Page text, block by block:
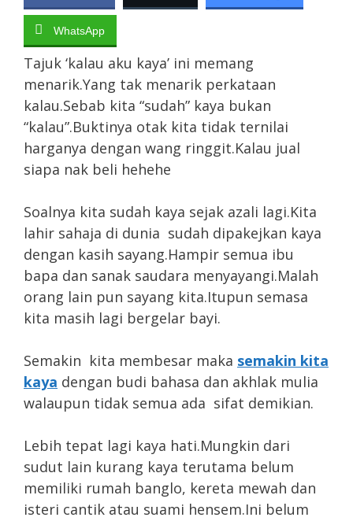
WhatsApp
Tajuk ‘kalau aku kaya’ ini memang
menarik.Yang tak menarik perkataan
kalau.Sebab kita “sudah” kaya bukan
“kalau”.Buktinya otak kita tidak ternilai
harganya dengan wang ringgit.Kalau jual
siapa nak beli hehehe
Soalnya kita sudah kaya sejak azali lagi.Kita
lahir sahaja di dunia sudah dipakejkan kaya
dengan kasih sayang.Hampir semua ibu
bapa dan sanak saudara menyayangi.Malah
orang lain pun sayang kita.Itupun semasa
kita masih lagi bergelar bayi.
Semakin kita membesar maka semakin kita
kaya dengan budi bahasa dan akhlak mulia
walaupun tidak semua ada sifat demikian.
Lebih tepat lagi kaya hati.Mungkin dari
sudut lain kurang kaya terutama belum
memiliki rumah banglo, kereta mewah dan
isteri cantik atau suami hensem.Ini belum